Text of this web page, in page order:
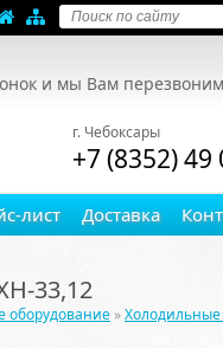
и мы Вам перезвоним
г. Чебоксары
+7 (8352) 49
лист Доставка
33,12
оборудование »